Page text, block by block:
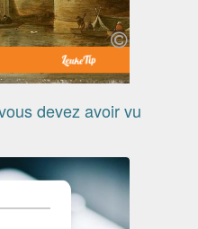
devez avoir vu